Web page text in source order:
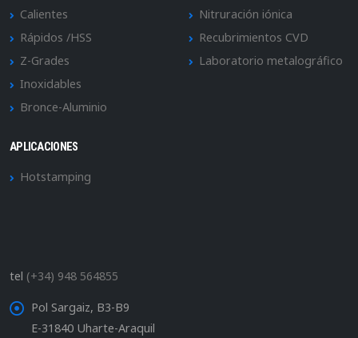
Calientes
Rápidos /HSS
Z-Grades
Inoxidables
Bronce-Aluminio
Nitruración iónica
Recubrimientos CVD
Laboratorio metalográfico
APLICACIONES
Hotstamping
tel (+34) 948 564855
Pol Sargaiz, B3-B9
E-31840 Uharte-Araquil